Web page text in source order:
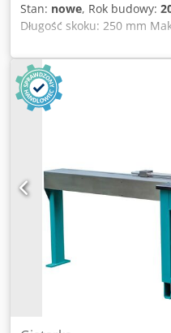
Stan: nowe, Rok budowy:
Długość skoku: 250 mm
Prędkość powrotu: 20 mm/
Wysokość robocza: 900
Chjdpfx Abshgihke Esa
elementu: 5 mm Pojemność
rury: 60x5,0 mm *bez
ograniczanie skoku i
Regulowane ciśnienie
gięcia - Całkowicie
umożliwia szybką
- Siłownik hydrauliczny
stole maszyny, dzięki
nawet przy dużych
dokładności. - Dzięki
narzędziowemu i różnym